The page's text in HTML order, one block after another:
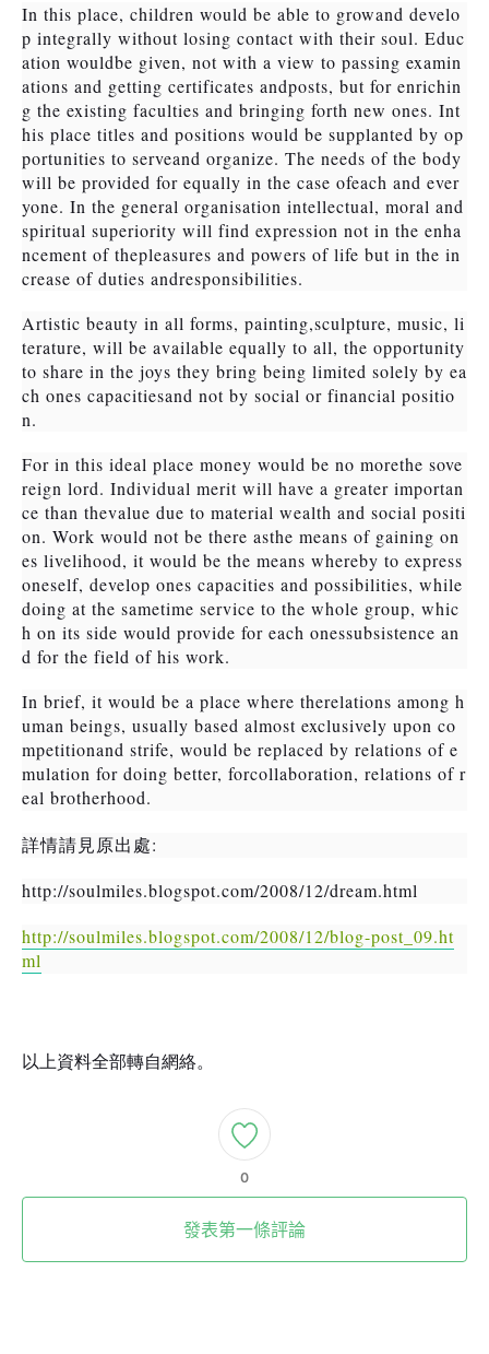
In this place, children would be able to growand develo
p integrally without losing contact with their soul. Educ
ation wouldbe given, not with a view to passing examin
ations and getting certificates andposts, but for enrichin
g the existing faculties and bringing forth new ones. Int
his place titles and positions would be supplanted by op
portunities to serveand organize. The needs of the body
will be provided for equally in the case ofeach and ever
yone. In the general organisation intellectual, moral and
spiritual superiority will find expression not in the enha
ncement of thepleasures and powers of life but in the in
crease of duties andresponsibilities.
Artistic beauty in all forms, painting,sculpture, music, li
terature, will be available equally to all, the opportunity
to share in the joys they bring being limited solely by ea
ch ones capacitiesand not by social or financial positio
n.
For in this ideal place money would be no morethe sove
reign lord. Individual merit will have a greater importan
ce than thevalue due to material wealth and social positi
on. Work would not be there asthe means of gaining on
es livelihood, it would be the means whereby to express
oneself, develop ones capacities and possibilities, while
doing at the sametime service to the whole group, whic
h on its side would provide for each onessubsistence an
d for the field of his work.
In brief, it would be a place where therelations among h
uman beings, usually based almost exclusively upon co
mpetitionand strife, would be replaced by relations of e
mulation for doing better, forcollaboration, relations of r
eal brotherhood.
詳情請見原出處:
http://soulmiles.blogspot.com/2008/12/dream.html
http://soulmiles.blogspot.com/2008/12/blog-post_09.ht
ml
以上資料全部轉自網絡。
0
發表第一條評論